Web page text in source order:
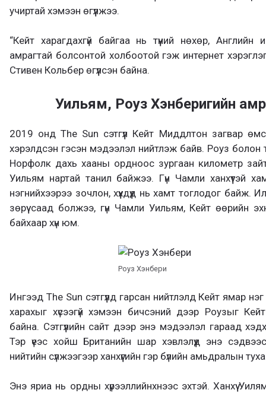
учиртай хэмээн өгүүлжээ.
“Кейт харагдахгүй байгаа нь түүний нөхөр,
амрагтай болсонтой холбоотой гэж интернет
Стивен Кольбер өгүүлсэн байна.
Уильям, Роуз Хэнберигийн
2019 онд The Sun сэтгүүл Кейт Миддлтон загвар
хэрэлдсэн гэсэн мэдээлэл нийтлэж байв. Роуз болон
Норфолк дахь хааны ордноос зургаан километр
Уильям нартай танил байжээ. Гүн Чамли ханхүүтэй
нэгнийхээрээ зочлон, хүүхдүүд нь хамт тоглодог байж.
зөрүү саад болжээ, гүн Чамли Уильям, Кейт өөрийн
байхаар хүн юм.
Роуз Хэнбери
Ингээд The Sun сэтгүүлд гарсан нийтлэлд Кейт ямар
харахыг хүсээгүй хэмээн бичсэний дээр Роузыг
байна. Сэтгүүлийн сайт дээр энэ мэдээлэл гараад
Тэр үеэс хойш Британийн шар хэвлэлүүд энэ
нийтийн сүлжээгээр ханхүүгийн гэр бүлийн амьдралын
Энэ яриа нь ордны хүрээллийнхнээс эхтэй. Ханхүү